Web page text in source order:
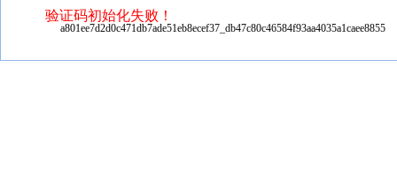
验证码初始化失败！
a801ee7d2d0c471db7ade51eb8ecef37_db47c80c46584f93aa4035a1caee8855